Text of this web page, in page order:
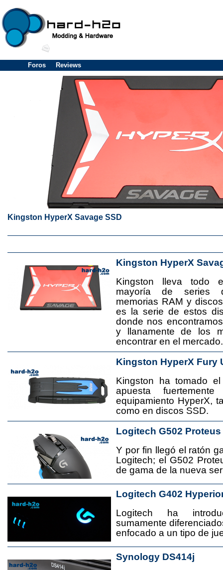
Foros Reviews
Kingston HyperX Savage SSD
Kingston HyperX
Kingston lleva todo
mayoría de series
memorias RAM y
es la serie de estos
donde nos
y llanamente de los
encontrar en el mercado.
Kingston HyperX Fury
Kingston ha tomado
apuesta
equipamiento HyperX,
como en discos SSD.
Logitech G502 Proteus
Y por fin llegó el ratón
Logitech; el G502
de gama de la nueva
Logitech G402
Logitech ha
sumamente
enfocado a un tipo de
Synology DS414j